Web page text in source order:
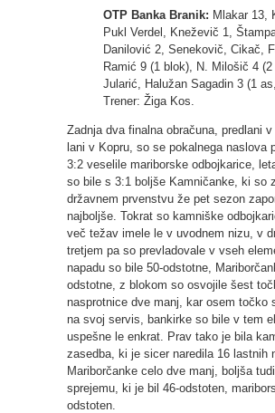
OTP Banka Branik: Mlakar 13,
Pukl Verdel, Kneževič 1,
Danilović 2, Senekovič, Cikač,
Ramić 9 (1 blok), N. Milošič 4 (2
Jularić, Halužan Sagadin 3 (1
Trener: Žiga Kos.
Zadnja dva finalna obračuna, predlani
lani v Kopru, so se pokalnega naslova
3:2 veselile mariborske odbojkarice,
so bile s 3:1 boljše Kamničanke, ki so
državnem prvenstvu že pet sezon
najboljše. Tokrat so kamniške
več težav imele le v uvodnem nizu, v
tretjem pa so prevladovale v vseh
napadu so bile 50-odstotne,
odstotne, z blokom so osvojile šest
nasprotnice dve manj, kar osem točko
na svoj servis, bankirke so bile v tem
uspešne le enkrat. Prav tako je bila
zasedba, ki je sicer naredila 16 lastnih
Mariborčanke celo dve manj, boljša
sprejemu, ki je bil 46-odstoten,
odstoten.